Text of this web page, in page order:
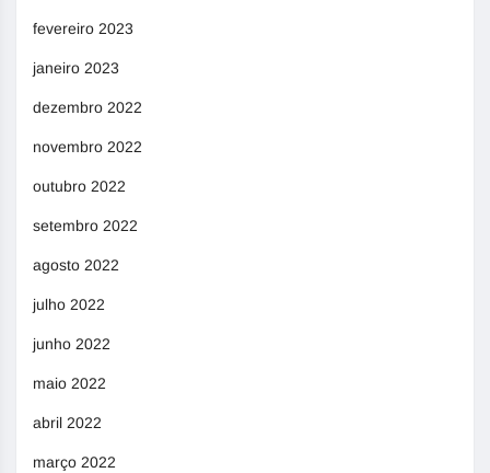
fevereiro 2023
janeiro 2023
dezembro 2022
novembro 2022
outubro 2022
setembro 2022
agosto 2022
julho 2022
junho 2022
maio 2022
abril 2022
março 2022